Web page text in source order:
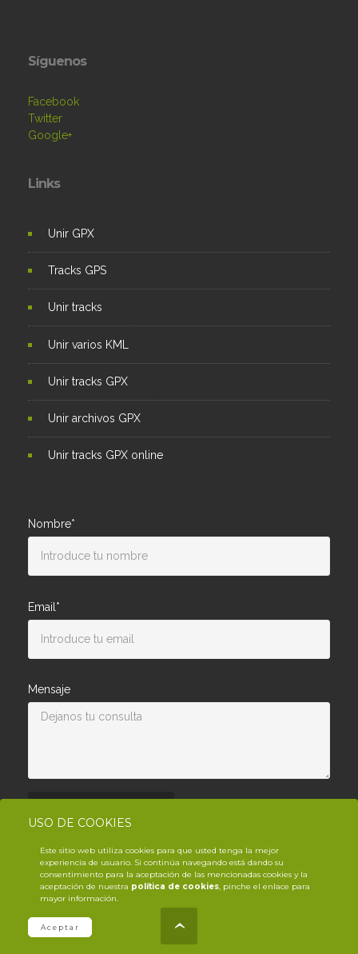
USO DE COOKIES
Este sitio web utiliza cookies para que usted tenga la mejor
experiencia de usuario. Si continúa navegando está dando su
consentimiento para la aceptación de las mencionadas cookies y la
aceptación de nuestra política de cookies, pinche el enlace para
mayor información.
Aceptar
Síguenos
Facebook
Twitter
Google+
Links
Unir GPX
Tracks GPS
Unir tracks
Unir varios KML
Unir tracks GPX
Unir archivos GPX
Unir tracks GPX online
Nombre*
Email*
Mensaje
© Copyright YouTrack